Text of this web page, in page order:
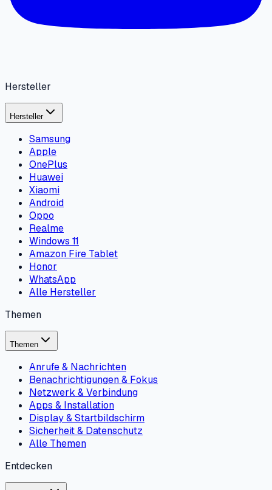
Hersteller
Hersteller
Samsung
Apple
OnePlus
Huawei
Xiaomi
Android
Oppo
Realme
Windows 11
Amazon Fire Tablet
Honor
WhatsApp
Alle Hersteller
Themen
Themen
Anrufe & Nachrichten
Benachrichtigungen & Fokus
Netzwerk & Verbindung
Apps & Installation
Display & Startbildschirm
Sicherheit & Datenschutz
Alle Themen
Entdecken